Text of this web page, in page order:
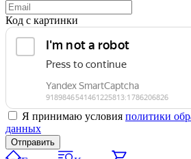
Код с картинки
Я принимаю условия политики
данных